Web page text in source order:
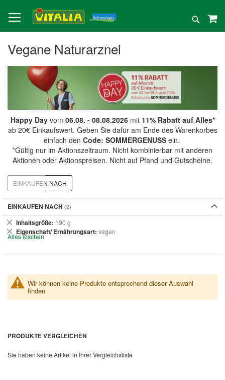
zum
Inhalt
Suche
Vegane Naturarznei
Happy Dayvom 06.08. - 08.08.2026mit 11% Rabatt auf Alles*
ab 20€ Einkaufswert. Geben Sie dafür am Ende des Warenkorbes
einfach den Code: SOMMERGENUSSein.
*Gültig nur im Aktionszeitraum. Nicht kombinierbar mit anderen
Aktionen oder Aktionspreisen. Nicht auf Pfand und Gutscheine.
Wir können keine Produkte entsprechend dieser Auswahl
finden
EINKAUFEN NACH
EINKAUFEN NACH
Inhaltsgröße 190 g
Dies
entfernen
Eigenschaft/ Ernährungsart vegan
Dies
entfernen
Alles löschen
PRODUKTE VERGLEICHEN
Sie haben keine Artikel in Ihrer Vergleichsliste